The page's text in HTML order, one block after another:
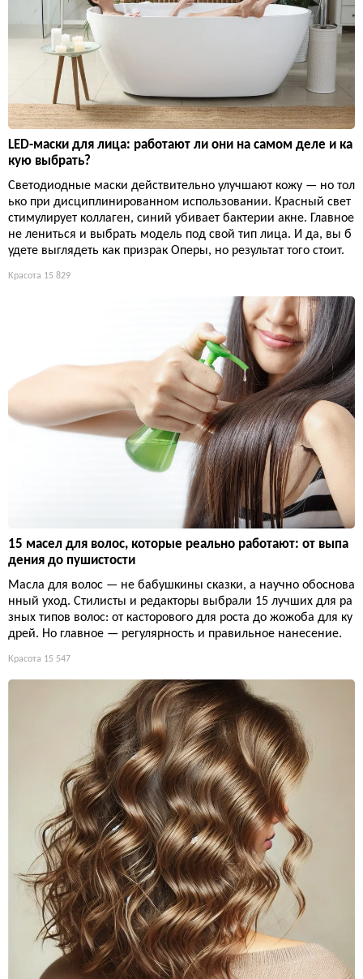
LED-маски для лица: работают ли они на самом деле и ка
кую выбрать?
Светодиодные маски действительно улучшают кожу — но тол
ько при дисциплинированном использовании. Красный свет
стимулирует коллаген, синий убивает бактерии акне. Главное
не лениться и выбрать модель под свой тип лица. И да, вы б
удете выглядеть как призрак Оперы, но результат того стоит.
Красота 15 829
15 масел для волос, которые реально работают: от выпа
дения до пушистости
Масла для волос — не бабушкины сказки, а научно обоснова
нный уход. Стилисты и редакторы выбрали 15 лучших для ра
зных типов волос: от касторового для роста до жожоба для ку
дрей. Но главное — регулярность и правильное нанесение.
Красота 15 547